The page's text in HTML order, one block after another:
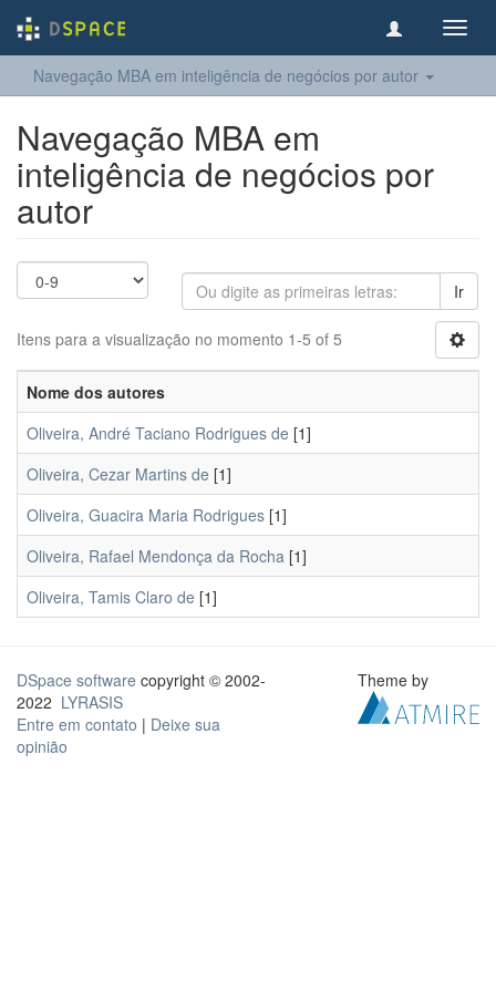
Navegação MBA em inteligência de negócios por autor
Navegação MBA em
inteligência de negócios por
autor
Ir
Itens para a visualização no momento 1-5 of 5
Nome dos autores
Oliveira, André Taciano Rodrigues de [1]
Oliveira, Cezar Martins de [1]
Oliveira, Guacira Maria Rodrigues [1]
Oliveira, Rafael Mendonça da Rocha [1]
Oliveira, Tamis Claro de [1]
DSpace software copyright © 2002-
2022 LYRASIS
Entre em contato | Deixe sua
opinião
Theme by